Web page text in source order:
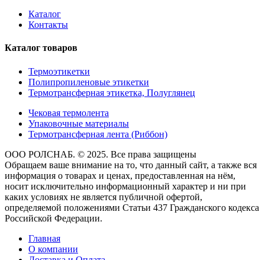
Каталог
Контакты
Каталог товаров
Термоэтикетки
Полипропиленовые этикетки
Термотрансферная этикетка, Полуглянец
Чековая термолента
Упаковочные материалы
Термотрансферная лента (Риббон)
ООО РОЛСНАБ. © 2025. Все права защищены
Обращаем ваше внимание на то, что данный сайт, а также вся
информация о товарах и ценах, предоставленная на нём,
носит исключительно информационный характер и ни при
каких условиях не является публичной офертой,
определяемой положениями Статьи 437 Гражданского кодекса
Российской Федерации.
Главная
О компании